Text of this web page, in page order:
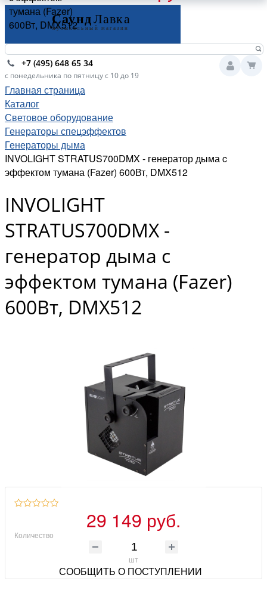
+7 (495) 648 65 34
с понедельника по пятницу с 10 до 19
Главная страница
Каталог
Световое оборудование
Генераторы спецэффектов
Генераторы дыма
INVOLIGHT STRATUS700DMX - генератор дыма c
эффектом тумана (Fazer) 600Вт, DMX512
INVOLIGHT
STRATUS700DMX -
генератор дыма c
эффектом тумана (Fazer)
600Вт, DMX512
29 149 руб.
Количество
шт
СООБЩИТЬ О ПОСТУПЛЕНИИ
тумана (Fazer)
600Вт, DMX512